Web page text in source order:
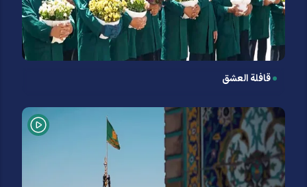
قافلة العشق